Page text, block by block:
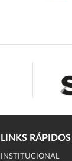
LINKS RÁPIDOS
INSTITUCIONAL